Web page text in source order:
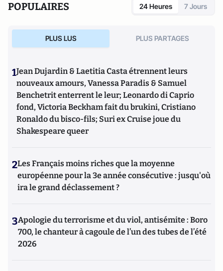
POPULAIRES 24 Heures 7 Jours
PLUS LUS PLUS PARTAGES
1Jean Dujardin & Laetitia Casta étrennent leurs
nouveaux amours, Vanessa Paradis & Samuel
Benchetrit enterrent le leur; Leonardo di Caprio
fond, Victoria Beckham fait du brukini, Cristiano
Ronaldo du bisco-fils; Suri ex Cruise joue du
Shakespeare queer
2Les Français moins riches que la moyenne
européenne pour la 3e année consécutive : jusqu'où
ira le grand déclassement ?
3Apologie du terrorisme et du viol, antisémite : Boro
700, le chanteur à cagoule de l’un des tubes de l’été
2026